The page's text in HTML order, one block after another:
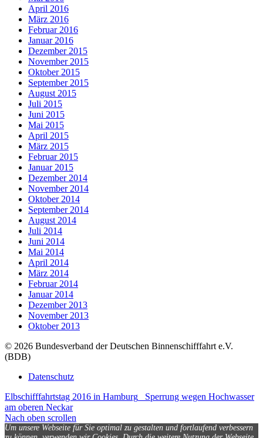
April 2016
März 2016
Februar 2016
Januar 2016
Dezember 2015
November 2015
Oktober 2015
September 2015
August 2015
Juli 2015
Juni 2015
Mai 2015
April 2015
März 2015
Februar 2015
Januar 2015
Dezember 2014
November 2014
Oktober 2014
September 2014
August 2014
Juli 2014
Juni 2014
Mai 2014
April 2014
März 2014
Februar 2014
Januar 2014
Dezember 2013
November 2013
Oktober 2013
© 2026 Bundesverband der Deutschen Binnenschifffahrt e.V.
(BDB)
Datenschutz
Elbschifffahrtstag 2016 in Hamburg
Sperrung wegen Hochwasser
am oberen Neckar
Nach oben scrollen
Um unsere Webseite für Sie optimal zu gestalten und fortlaufend verbessern